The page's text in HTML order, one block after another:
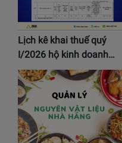
Lịch kê khai thuế quý
I/2026 hộ kinh doanh…